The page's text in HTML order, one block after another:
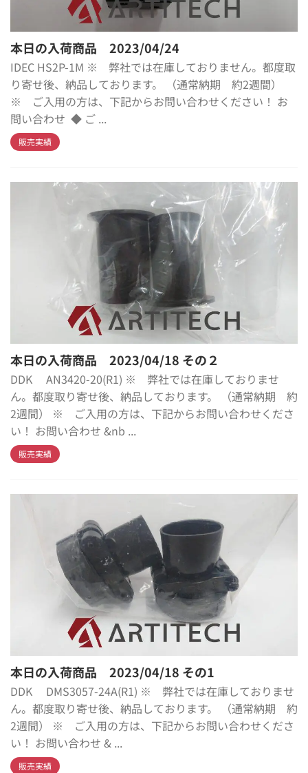
本日の入荷商品 2023/04/24
IDEC HS2P-1M ※ 弊社では在庫しておりません。都度取
り寄せ後、納品しております。 （通常納期 約2週間）
※ ご入用の方は、下記からお問い合わせください！ お
問い合わせ ◆ ご ...
販売実績
本日の入荷商品 2023/04/18 その２
DDK AN3420-20(R1) ※ 弊社では在庫しておりませ
ん。都度取り寄せ後、納品しております。 （通常納期 約
2週間） ※ ご入用の方は、下記からお問い合わせくださ
い！ お問い合わせ &nb ...
販売実績
本日の入荷商品 2023/04/18 その1
DDK DMS3057-24A(R1) ※ 弊社では在庫しておりませ
ん。都度取り寄せ後、納品しております。 （通常納期 約
2週間） ※ ご入用の方は、下記からお問い合わせくださ
い！ お問い合わせ & ...
販売実績